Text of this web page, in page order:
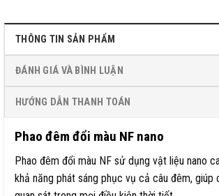
THÔNG TIN SẢN PHẨM
ĐÁNH GIÁ VÀ BÌNH LUẬN
HƯỚNG DẪN THANH TOÁN
Phao đêm đổi màu NF nano
Phao đêm đổi màu NF sử dụng vật liệu nano
khả năng phát sáng phục vụ cả câu đêm, giúp